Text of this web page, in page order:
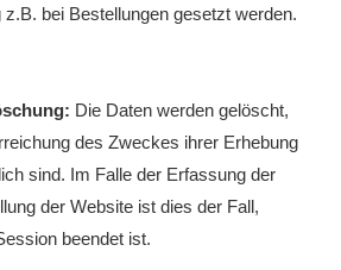
z.B. bei Bestellungen gesetzt werden.
Die Daten werden gelöscht,
des Zweckes ihrer Erhebung
sind. Im Falle der Erfassung der
der Website ist dies der Fall,
beendet ist.